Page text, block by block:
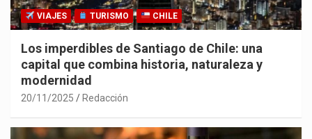
VIAJES TURISMO CHILE
Los imperdibles de Santiago de Chile: una
capital que combina historia, naturaleza y
modernidad
20/11/2025 Redacción